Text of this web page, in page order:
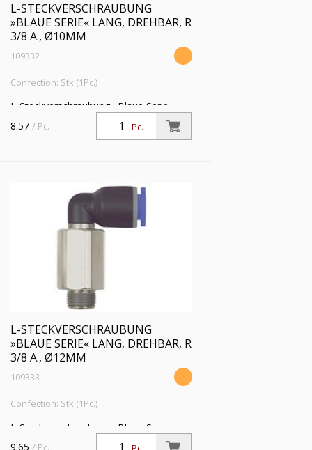
L-STECKVERSCHRAUBUNG
»BLAUE SERIE« LANG, DREHBAR, R
3/8 A., Ø10MM
109332
Confection: Stk (1Pc.)
L-Steckverschraubung »Blaue Serie«
lang, drehbar, R 3/8 a., f. Schlauch-
Außen-Ø 10 mm, Arbeitsdr. max. 15 bar,
Pc.
8.57 / Pc.
L-STECKVERSCHRAUBUNG
»BLAUE SERIE« LANG, DREHBAR, R
3/8 A., Ø12MM
109333
Confection: Stk (1Pc.)
L-Steckverschraubung »Blaue Serie«
lang, drehbar, R 3/8 a., f. Schlauch-
9.65 / Pc.